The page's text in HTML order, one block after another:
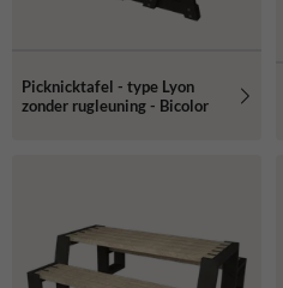
Picknicktafel - type Lyon
zonder rugleuning - Bicolor